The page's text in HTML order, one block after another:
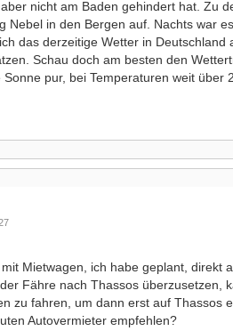
nicht am Baden gehindert hat. Zu
Nebel in den Bergen auf. Nachts war
das derzeitige Wetter in
Schau doch am besten den
pur, bei Temperaturen weit über
Mietwagen, ich habe geplant, direkt
Fähre nach Thassos überzusetzen,
zu fahren, um dann erst auf Thassos
Autovermieter empfehlen?